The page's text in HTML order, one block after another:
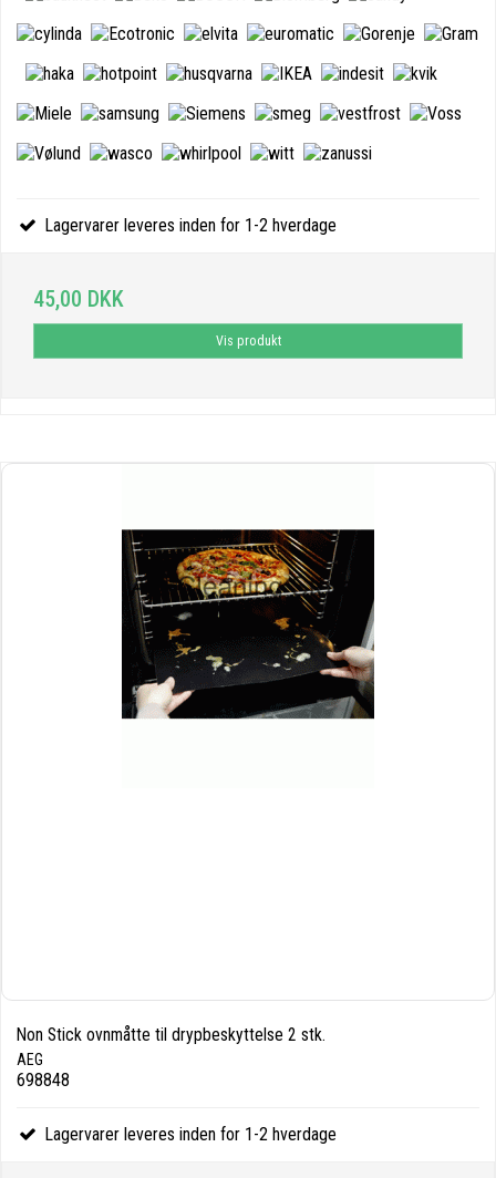
Lagervarer leveres inden for 1-2 hverdage
45,00 DKK
Vis produkt
Non Stick ovnmåtte til drypbeskyttelse 2 stk.
AEG
698848
Lagervarer leveres inden for 1-2 hverdage